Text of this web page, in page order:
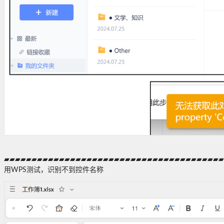
用WPS测试，识别不到控件名称